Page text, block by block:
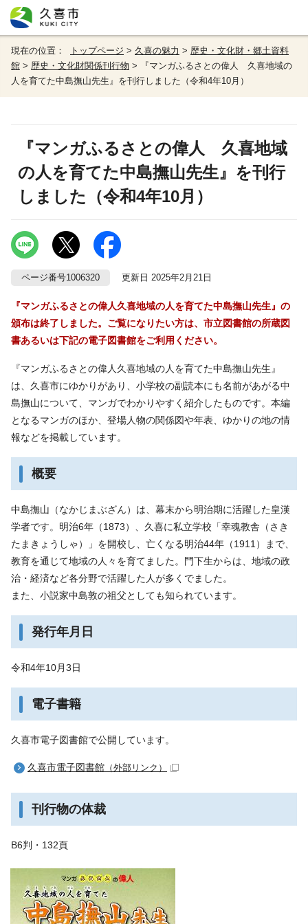
現在の位置： トップページ > 久喜の魅力 > 歴史・文化財・郷土資料
館 > 歴史・文化財関係刊行物 > 『マンガふるさとの偉人 久喜地域の
人を育てた中島撫山先生』を刊行しました（令和4年10月）
『マンガふるさとの偉人 久喜地域
の人を育てた中島撫山先生』を刊行
しました（令和4年10月）
ページ番号1006320 更新日 2025年2月21日
『マンガふるさとの偉人久喜地域の人を育てた中島撫山先生』の
頒布は終了しました。ご覧になりたい方は、市立図書館の所蔵図
書あるいは下記の電子図書館をご利用ください。
『マンガふるさとの偉人久喜地域の人を育てた中島撫山先生』
は、久喜市にゆかりがあり、小学校の副読本にも名前があがる中
島撫山について、マンガでわかりやすく紹介したものです。本編
となるマンガのほか、登場人物の関係図や年表、ゆかりの地の情
報などを掲載しています。
概要
中島撫山（なかじまぶざん）は、幕末から明治期に活躍した皇漢
学者です。明治6年（1873）、久喜に私立学校「幸魂教舎（さき
たまきょうしゃ）」を開校し、亡くなる明治44年（1911）まで、
教育を通じて地域の人々を育てました。門下生からは、地域の政
治・経済など各分野で活躍した人が多くでました。
また、小説家中島敦の祖父としても知られています。
発行年月日
令和4年10月3日
電子書籍
久喜市電子図書館で公開しています。
久喜市電子図書館 （外部リンク）
刊行物の体裁
B6判・132頁